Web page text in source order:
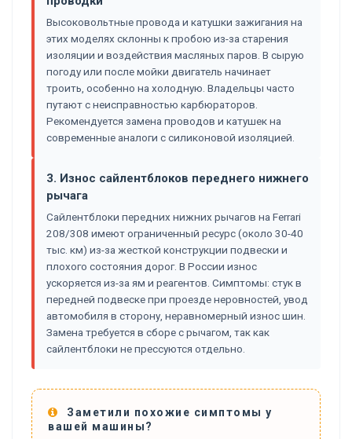
Высоковольтные провода и катушки зажигания на
этих моделях склонны к пробою из-за старения
изоляции и воздействия масляных паров. В сырую
погоду или после мойки двигатель начинает
троить, особенно на холодную. Владельцы часто
путают с неисправностью карбюраторов.
Рекомендуется замена проводов и катушек на
современные аналоги с силиконовой изоляцией.
3. Износ сайлентблоков переднего нижнего
рычага
Сайлентблоки передних нижних рычагов на Ferrari
208/308 имеют ограниченный ресурс (около 30-40
тыс. км) из-за жесткой конструкции подвески и
плохого состояния дорог. В России износ
ускоряется из-за ям и реагентов. Симптомы: стук в
передней подвеске при проезде неровностей, увод
автомобиля в сторону, неравномерный износ шин.
Замена требуется в сборе с рычагом, так как
сайлентблоки не прессуются отдельно.
Заметили похожие симптомы у
вашей машины?